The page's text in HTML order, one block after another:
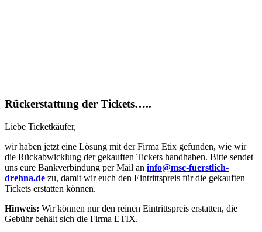
Rückerstattung der Tickets…..
Liebe Ticketkäufer,
wir haben jetzt eine Lösung mit der Firma Etix gefunden, wie wir
die Rückabwicklung der gekauften Tickets handhaben. Bitte sendet
uns eure Bankverbindung per Mail an info@msc-fuerstlich-
drehna.de zu, damit wir euch den Eintrittspreis für die gekauften
Tickets erstatten können.
Hinweis: Wir können nur den reinen Eintrittspreis erstatten, die
Gebühr behält sich die Firma ETIX.